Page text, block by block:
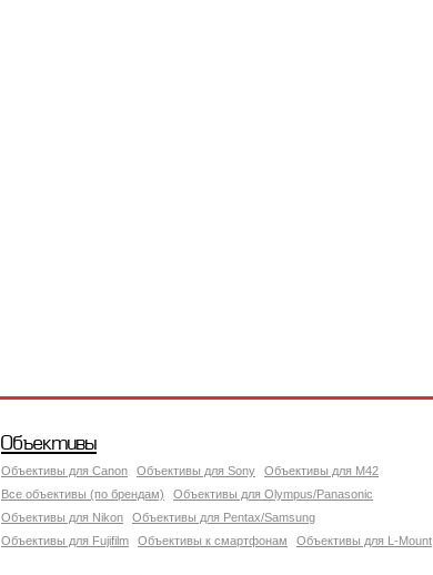
Объективы
Объективы для Canon Объективы для Sony
Объективы для M42
Все объективы (по брендам)
Объективы для Olympus/Panasonic
Объективы для Nikon
Объективы для Pentax/Samsung
Объективы для Fujifilm
Объективы к смартфонам Объективы для L-Mount